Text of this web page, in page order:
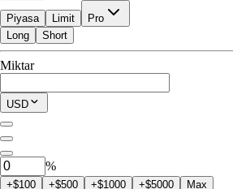
Piyasa Limit Pro
İşleme Uygun
$0.00
Mevcut Pozisyon
0 BLUR
Long Short
Miktar
USD
%
+$100 +$500 +$1000 +$5000 Max